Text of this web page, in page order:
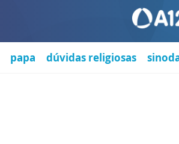
papa dúvidas religiosas